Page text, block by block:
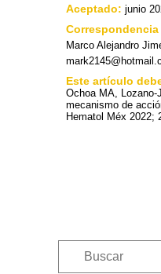
Aceptado: junio
Correspondencia
Marco Alejandro
Este artículo
Ochoa MA,
mecanismo de
Hematol Méx 2022;